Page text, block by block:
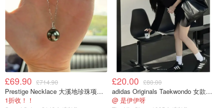
£69.90 £714.90
Prestige Necklace 大溪地珍珠项链 10-11mm
1折收！！
£20.00 £80.00
adidas Originals Taekwondo 女款黑色运动鞋
@ 是伊伊呀